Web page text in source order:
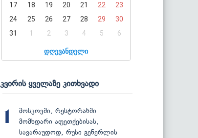
17
18 19 20 21 22
23
24
25 26 27 28 29
30
31
1 2 3 4 5 6
დღევანდელი
კვირის ყველაზე კითხვადი
1
მოსკოვში, რესტორანში
მომხდარი აფეთქებისას,
სავარაუდოდ, რუსი გენერლის